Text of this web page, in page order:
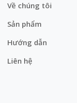
Về chúng tôi
Sản phẩm
Hướng dẫn
Liên hệ